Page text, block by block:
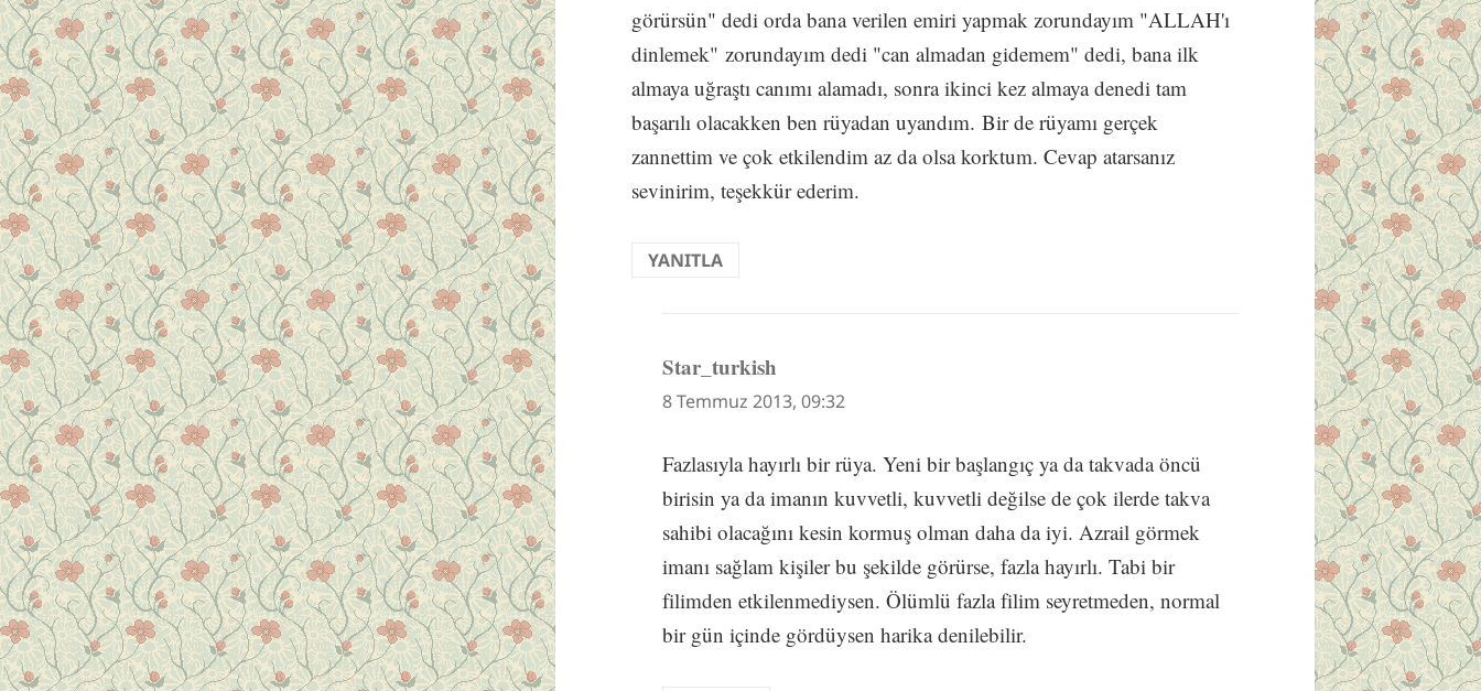
görürsün" dedi orda bana verilen emiri yapmak zorundayım "ALLAH'ı
dinlemek" zorundayım dedi "can almadan gidemem" dedi, bana ilk
almaya uğraştı canımı alamadı, sonra ikinci kez almaya denedi tam
başarılı olacakken ben rüyadan uyandım. Bir de rüyamı gerçek
zannettim ve çok etkilendim az da olsa korktum. Cevap atarsanız
sevinirim, teşekkür ederim.
YANITLA
Star_turkish
ki:
8 Temmuz 2013, 09:32
Fazlasıyla hayırlı bir rüya. Yeni bir başlangıç ya da takvada öncü
birisin ya da imanın kuvvetli, kuvvetli değilse de çok ilerde takva
sahibi olacağını kesin kormuş olman daha da iyi. Azrail görmek
imanı sağlam kişiler bu şekilde görürse, fazla hayırlı. Tabi bir
filimden etkilenmediysen. Ölümlü fazla filim seyretmeden, normal
bir gün içinde gördüysen harika denilebilir.